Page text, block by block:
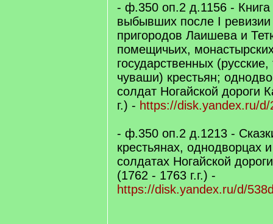
- ф.350 оп.2 д.1156 - Книга
выбывших после I ревизии
пригородов Лаишева и
помещичьих,
государственных
чуваши) крестьян;
солдат Ногайской дороги
г.) - https://disk.yandex.ru/
- ф.350 оп.2 д.1213 -
крестьянах, однодворцах
солдатах Ногайской
(1762 - 1763 г.г.) -
https://disk.yandex.ru/d/